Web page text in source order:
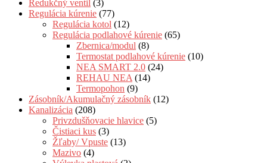
Redukčný ventil (3)
Regulácia kúrenie (77)
Regulácia kotol (12)
Regulácia podlahové kúrenie (65)
Zbernica/modul (8)
Termostat podlahové kúrenie (10)
NEA SMART 2.0 (24)
REHAU NEA (14)
Termopohon (9)
Zásobník/Akumulačný zásobník (12)
Kanalizácia (208)
Privzdušňovacie hlavice (5)
Čistiaci kus (3)
Žľaby/ Vpuste (13)
Mazivo (4)